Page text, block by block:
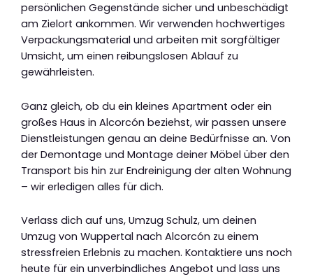
persönlichen Gegenstände sicher und unbeschädigt
am Zielort ankommen. Wir verwenden hochwertiges
Verpackungsmaterial und arbeiten mit sorgfältiger
Umsicht, um einen reibungslosen Ablauf zu
gewährleisten.
Ganz gleich, ob du ein kleines Apartment oder ein
großes Haus in Alcorcón beziehst, wir passen unsere
Dienstleistungen genau an deine Bedürfnisse an. Von
der Demontage und Montage deiner Möbel über den
Transport bis hin zur Endreinigung der alten Wohnung
– wir erledigen alles für dich.
Verlass dich auf uns, Umzug Schulz, um deinen
Umzug von Wuppertal nach Alcorcón zu einem
stressfreien Erlebnis zu machen. Kontaktiere uns noch
heute für ein unverbindliches Angebot und lass uns